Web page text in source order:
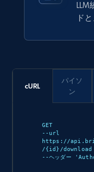
Walmart sellers
Seller id, URL,
display name,
eCommerce
ド
cURL
GET
--url
https://
/{id}/download
--ヘッダー
パイソ
ン